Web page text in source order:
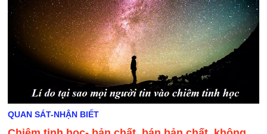
QUAN SÁT-NHẬN BIẾT